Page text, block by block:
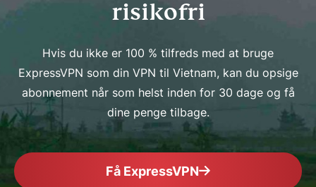
risikofri
Hvis du ikke er 100 % tilfreds med at bruge
ExpressVPN som din VPN til Vietnam, kan du opsige
abonnement når som helst inden for 30 dage og få
dine penge tilbage.
Få ExpressVPN